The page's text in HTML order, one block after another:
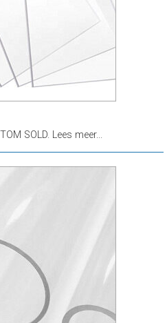
SOLD. Lees meer...